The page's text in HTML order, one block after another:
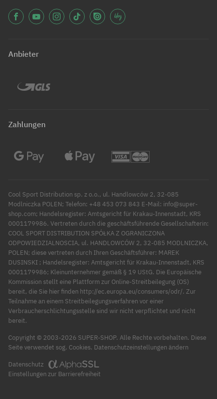
Anbieter
Zahlungen
Cool Sport Distribution sp. z o.o., ul. Handlowców 2, 32-085
Modlniczka POLEN; Telefon: +48 453 073 843 E-Mail: info@super-
shop.com; Handelsregister: Amtsgericht für Krakau-Innenstadt, KRS
0001179986. Vertreten durch die geschäftsführende Gesellschafterin:
COOL SPORT DISTRIBUTION SPÓŁKA Z OGRANICZONA
ODPOWIEDZIALNOSCIA, ul. HANDLOWCÓW 2, 32-085 MODLNICZKA,
POLEN; diese vertreten durch Ihren Geschäftsführer: MAREK
DUSINSKI ; Handelsregister: Amtsgericht für Krakau-Innenstadt, KRS
0001179986; Kleinunternehmer gemäß § 19 UStG. Die Europäische
Kommission stellt eine Plattform zur Online-Streitbeilegung (OS)
bereit, die Sie hier finden http://ec.europa.eu/consumers/odr/. Zur
Teilnahme an einem Streitbeilegungsverfahren vor einer
Verbraucherschlichtungsstelle sind wir nicht verpflichtet und nicht
bereit.
Copyright © 2003-2026 SUPER-SHOP. Alle Rechte vorbehalten. Diese
Seite verwendet sog. Cookies. Datenschutzeinstellungen ändern
Datenschutz
Einstellungen zur Barrierefreiheit